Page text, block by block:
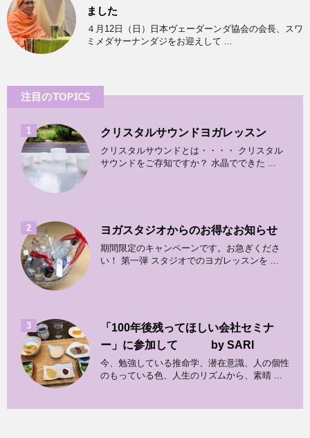
ました
４月12日（日）日本ヴェーダーンダ協会の会長、スワ
ミメダサーナンダジをお迎えして ...
注目のTOPICS
1 クリスタルサウンドヨガレッスン
クリスタルサウンドとは・・・・ クリスタル
サウンドをご存知ですか？ 水晶でできた ...
2 ヨガスタジオからのお得なお知らせ
期間限定のキャンペーンです。お急ぎくださ
い！ 第一弾 スタジオでのヨガレッスンを ...
3
「100年後残ってほしい会社セミナ
ー」に参加して by SARI
今、勉強している推命学、潜在意識、人の個性
のもっている色、人生のリズムから、素晴 ...